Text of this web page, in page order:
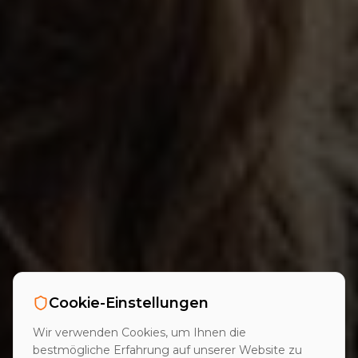
Cookie-Einstellungen
Wir verwenden Cookies, um Ihnen die
bestmögliche Erfahrung auf unserer Website zu